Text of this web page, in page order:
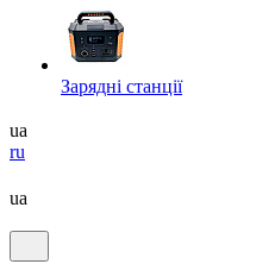
Зарядні станції
ua
ru
ua